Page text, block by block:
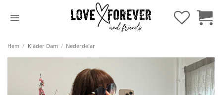
Hem / Kläder Dam / Nederdelar